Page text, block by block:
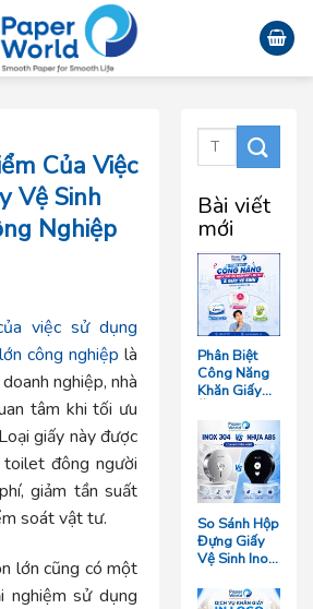
Của Việc
Vệ Sinh
Nghiệp
việc sử dụng
công nghiệp là
nghiệp, nhà
tâm khi tối ưu
giấy này được
đông người
giảm tần suất
soát vật tư.
lớn cũng có một
nghiệm sử dụng
Bài viết
mới
Phân Biệt
Công Năng
Khăn Giấy
Giấy Lau Tay
Và Giấy Vệ
Sinh Trong
Ngành F&B
So Sánh Hộp
Đựng Giấy
Vệ Sinh Inox
Nhựa: Loại